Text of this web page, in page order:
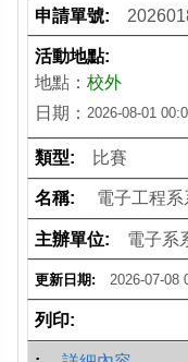
地點： 校外
日期： 2026-08-01
比賽
電子工程
電子系
2026-07-08